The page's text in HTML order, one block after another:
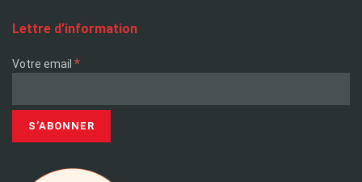
Lettre d’information
Votre email *